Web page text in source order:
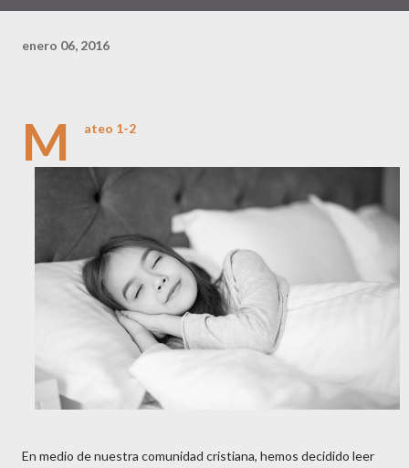
enero 06, 2016
M ateo 1-2
En medio de nuestra comunidad cristiana, hemos decidido leer